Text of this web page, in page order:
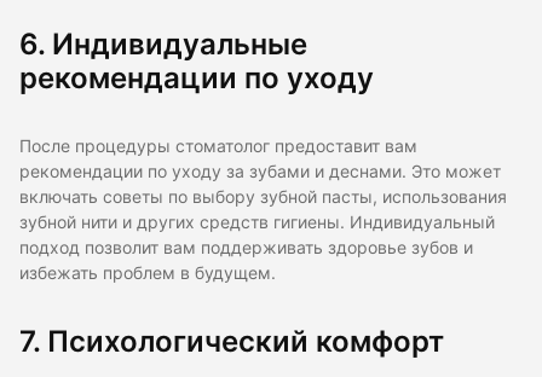
6. Индивидуальные
рекомендации по уходу
После процедуры стоматолог предоставит вам
рекомендации по уходу за зубами и деснами. Это может
включать советы по выбору зубной пасты, использования
зубной нити и других средств гигиены. Индивидуальный
подход позволит вам поддерживать здоровье зубов и
избежать проблем в будущем.
7. Психологический комфорт